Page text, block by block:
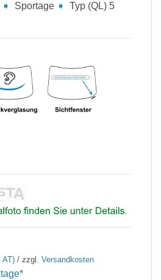
➧ Sportage ➧
Typ (QL) 5
AT) / zzgl. Versandkosten